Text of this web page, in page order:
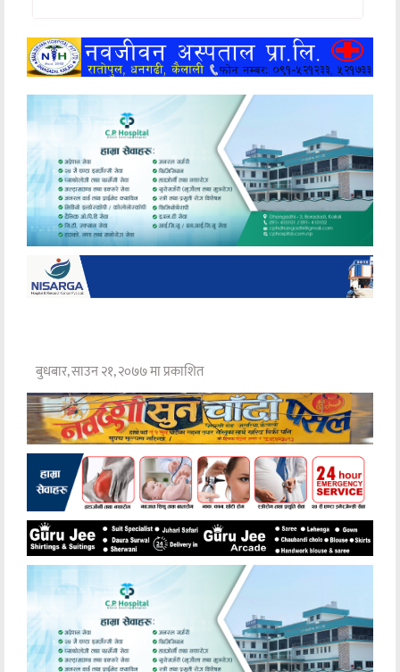
खेलकुद
मनोरञ्जन
अन्य
बुधबार, साउन २१, २०७७ मा प्रकाशित